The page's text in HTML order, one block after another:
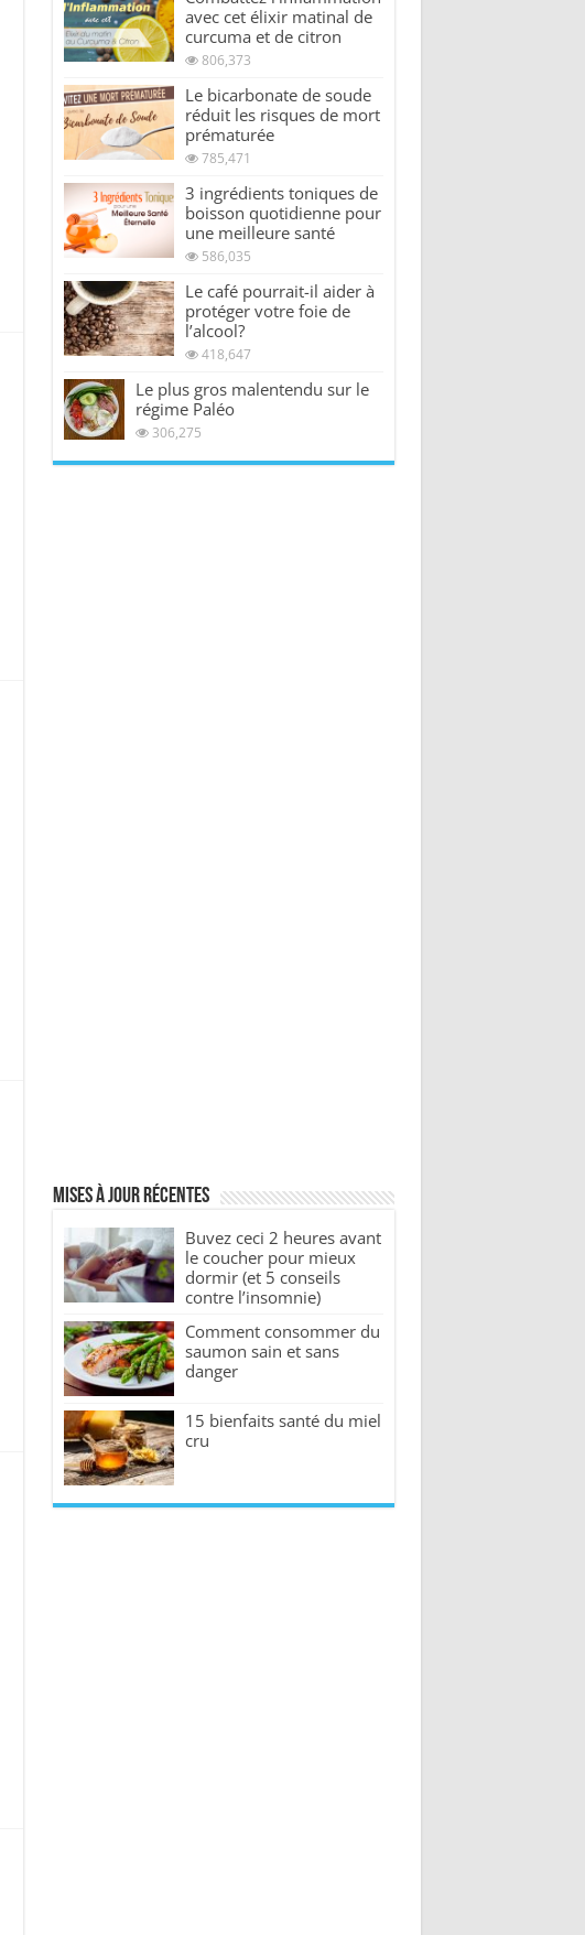
avec cet élixir matinal de
curcuma et de citron
806,373
Le bicarbonate de soude
réduit les risques de mort
prématurée
785,471
3 ingrédients toniques de
boisson quotidienne pour
une meilleure santé
586,035
Le café pourrait-il aider à
protéger votre foie de
l’alcool?
418,647
Le plus gros malentendu sur le
régime Paléo
306,275
Mises à jour récentes
Buvez ceci 2 heures avant
le coucher pour mieux
dormir (et 5 conseils
contre l’insomnie)
Comment consommer du
saumon sain et sans
danger
15 bienfaits santé du miel
cru